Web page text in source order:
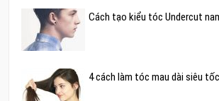
Cách tạo kiểu tóc Undercut
4 cách làm tóc mau dài siêu